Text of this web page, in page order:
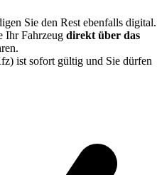
Sie den Rest ebenfalls digital.
Ihr Fahrzeug direkt über das
ist sofort gültig und Sie dürfen